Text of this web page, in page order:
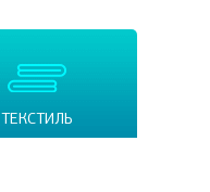
ТЕКСТИЛЬ